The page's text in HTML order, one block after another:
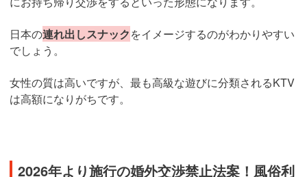
日本の連れ出しスナックをイメージするのがわかりやすい
でしょう。
女性の質は高いですが、最も高級な遊びに分類されるKTV
は高額になりがちです。
2026年より施行の婚外交渉禁止法案！風俗利